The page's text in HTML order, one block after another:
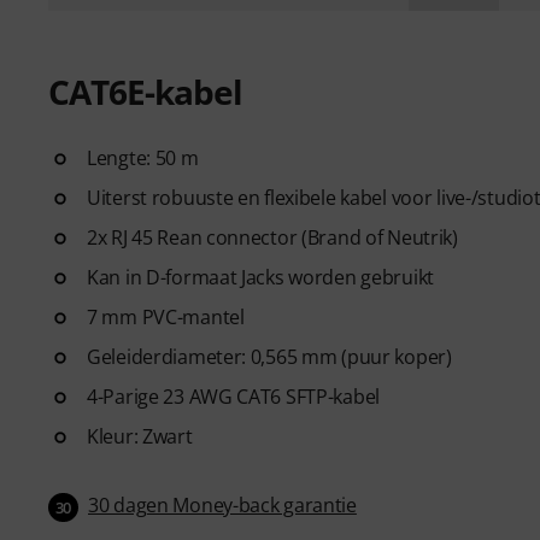
CAT6E-kabel
Lengte: 50 m
Uiterst robuuste en flexibele kabel voor live-/
2x RJ 45 Rean connector (Brand of Neutrik)
Kan in D-formaat Jacks worden gebruikt
7 mm PVC-mantel
Geleiderdiameter: 0,565 mm (puur koper)
4-Parige 23 AWG CAT6 SFTP-kabel
Kleur: Zwart
30 30 dagen Money-back garantie